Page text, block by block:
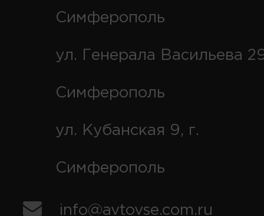
Симферополь
ул. Генерала Васильева
Симферополь
ул. Кубанская 9, г.
Симферополь
info@avtovse.com.ru